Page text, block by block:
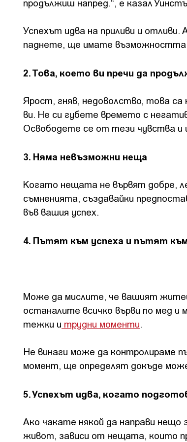
продължиш напред.“, е казал
Успехът идва на приливи и
паднете, ще имате възможността
2. Това, което ви пречи да
Ярост, гняв, недоволство, това
ви. Не си губете времето с
Освободете се от тези чувства
3. Няма невъзможни неща
Когато нещата не вървят добре,
съмненията, създавайки
във вашия успех.
4. Пътят към успеха и пътят
Може да мислите, че вашият
останалите всичко върви по мед и
тежки и трудни моменти.
Не винаги може да контролираме
момент, ще определят докъде
5. Успехът идва, когато
Ако чакате някой да направи нещо
живот, зависи от нещата, които